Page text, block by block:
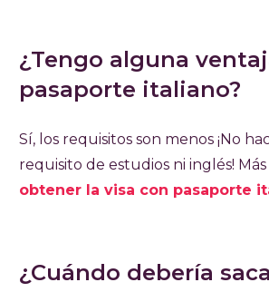
¿Tengo alguna
pasaporte italiano?
Sí, los requisitos son menos ¡No
requisito de estudios ni inglés!
obtener la visa con pasaporte
¿Cuándo debería